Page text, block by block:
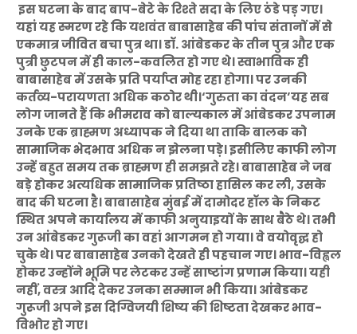
इस घटना के बाद बाप-बेटे के रिश्ते सदा के लिए ठंडे पड़ गए।
यहां यह स्मरण रहे कि यशवंत बाबासाहेब की पांच संतानों में से
एकमात्र जीवित बचा पुत्र था। डॉ. आंबेडकर के तीन पुत्र और एक
पुत्री छुटपन में ही काल-कवलित हो गए थे। स्वाभाविक ही
बाबासाहेब में उसके प्रति पर्याप्त मोह रहा होगा। पर उनकी
कर्तव्य-परायणता अधिक कठोर थी।‘गुरुता का वंदन’यह सब
लोग जानते हैं कि भीमराव को बाल्यकाल में आंबेडकर उपनाम
उनके एक ब्राह्मण अध्यापक ने दिया था ताकि बालक को
सामाजिक भेदभाव अधिक न झेलना पड़े। इसीलिए काफी लोग
उन्हें बहुत समय तक ब्राह्मण ही समझते रहे। बाबासाहेब ने जब
बड़े होकर अत्यधिक सामाजिक प्रतिष्ठा हासिल कर ली, उसके
बाद की घटना है। बाबासाहेब मुंबई में दामोदर हॉल के निकट
स्थित अपने कार्यालय में काफी अनुयाइयों के साथ बैठे थे। तभी
उन आंबेडकर गुरूजी का वहां आगमन हो गया। वे वयोवृद्घ हो
चुके थे। पर बाबासाहेब उनको देखते ही पहचान गए। भाव-विह्वल
होकर उन्होंने भूमि पर लेटकर उन्हें साष्टांग प्रणाम किया। यही
नहीं, वस्त्र आदि देकर उनका सम्मान भी किया। आंबेडकर
गुरूजी अपने इस दिग्विजयी शिष्य की शिष्टता देखकर भाव-
विभोर हो गए।